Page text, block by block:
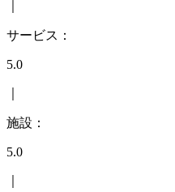
サービス：
5.0
施設：
5.0